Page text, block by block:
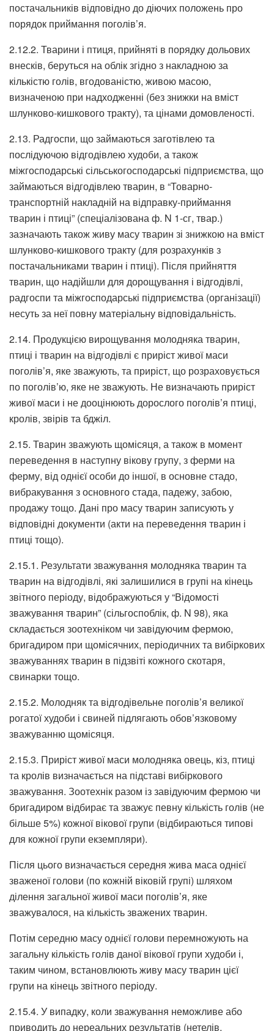
постачальників відповідно до діючих положень про
порядок приймання поголів’я.
2.12.2. Тварини і птиця, прийняті в порядку дольових
внесків, беруться на облік згідно з накладною за
кількістю голів, вгодованістю, живою масою,
визначеною при надходженні (без знижки на вміст
шлунково-кишкового тракту), та цінами домовленості.
2.13. Радгоспи, що займаються заготівлею та
послідуючою відгодівлею худоби, а також
міжгосподарські сільськогосподарські підприємства, що
займаються відгодівлею тварин, в “Товарно-
транспортній накладній на відправку-приймання
тварин і птиці” (спеціалізована ф. N 1-сг, твар.)
зазначають також живу масу тварин зі знижкою на вміст
шлунково-кишкового тракту (для розрахунків з
постачальниками тварин і птиці). Після прийняття
тварин, що надійшли для дорощування і відгодівлі,
радгоспи та міжгосподарські підприємства (організації)
несуть за неї повну матеріальну відповідальність.
2.14. Продукцією вирощування молодняка тварин,
птиці і тварин на відгодівлі є приріст живої маси
поголів’я, яке зважують, та приріст, що розраховується
по поголів’ю, яке не зважують. Не визначають приріст
живої маси і не дооцінюють дорослого поголів’я птиці,
кролів, звірів та бджіл.
2.15. Тварин зважують щомісяця, а також в момент
переведення в наступну вікову групу, з ферми на
ферму, від однієї особи до іншої, в основне стадо,
вибракування з основного стада, падежу, забою,
продажу тощо. Дані про масу тварин записують у
відповідні документи (акти на переведення тварин і
птиці тощо).
2.15.1. Результати зважування молодняка тварин та
тварин на відгодівлі, які залишилися в групі на кінець
звітного періоду, відображуються у “Відомості
зважування тварин” (сільгоспоблік, ф. N 98), яка
складається зоотехніком чи завідуючим фермою,
бригадиром при щомісячних, періодичних та вибіркових
зважуваннях тварин в підзвіті кожного скотаря,
свинарки тощо.
2.15.2. Молодняк та відгодівельне поголів’я великої
рогатої худоби і свиней підлягають обов’язковому
зважуванню щомісяця.
2.15.3. Приріст живої маси молодняка овець, кіз, птиці
та кролів визначається на підставі вибіркового
зважування. Зоотехнік разом із завідуючим фермою чи
бригадиром відбирає та зважує певну кількість голів (не
більше 5%) кожної вікової групи (відбираються типові
для кожної групи екземпляри).
Після цього визначається середня жива маса однієї
зваженої голови (по кожній віковій групі) шляхом
ділення загальної живої маси поголів’я, яке
зважувалося, на кількість зважених тварин.
Потім середню масу однієї голови перемножують на
загальну кількість голів даної вікової групи худоби і,
таким чином, встановлюють живу масу тварин цієї
групи на кінець звітного періоду.
2.15.4. У випадку, коли зважування неможливе або
приводить до нереальних результатів (нетелів,